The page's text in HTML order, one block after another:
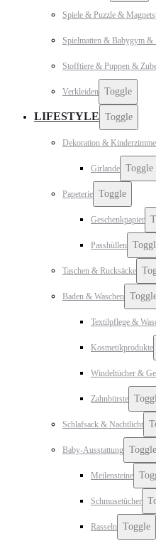
Spiele & Puzzle &
Spielmatten & Babygym &
Stofftiere & Puppen &
Verkleiden Toggle
LIFESTYLE Toggle
Dekoration &
Girlande Toggle
Papeterie Toggle
Geschenkpapier
Passhüllen
Taschen & Rucksäcke
Baden & Waschen
Textilpflege &
Kosmetikprodukte
Windeltücher &
Zahnbürste
Schlafsack & Nachtlicht
Baby-Ausstattung Toggle
Meilensteine
Schmusetücher
Rasseln Toggle